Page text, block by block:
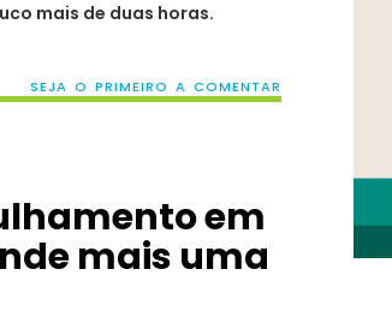
mais de duas horas.
SEJA O PRIMEIRO A COMENTAR
em
mais uma